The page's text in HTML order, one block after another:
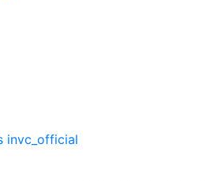
invc_official